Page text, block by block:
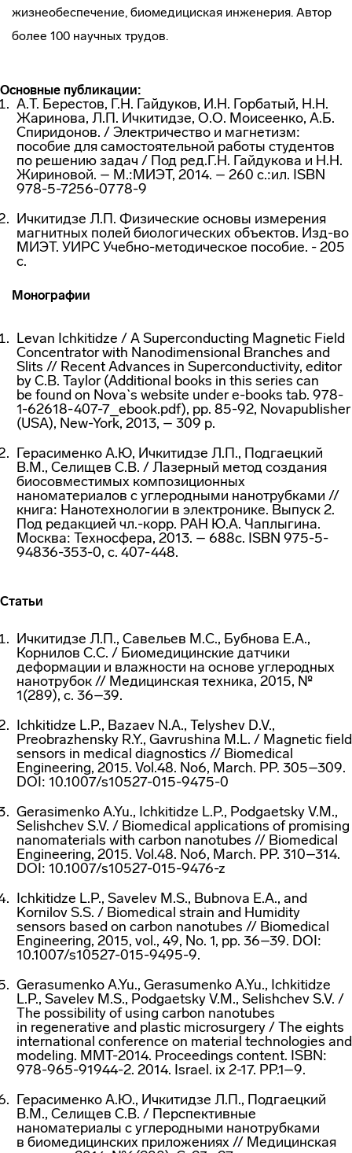
жизнеобеспечение, биомедициская инженерия. Автор
более 100 научных трудов.
Основные публикации:
А.Т. Берестов, Г.Н. Гайдуков, И.Н. Горбатый, Н.Н.
Жаринова, Л.П. Ичкитидзе, О.О. Моисеенко, А.Б.
Спиридонов. / Электричество и магнетизм:
пособие для самостоятельной работы студентов
по решению задач / Под ред.Г.Н. Гайдукова и Н.Н.
Жириновой. – М.:МИЭТ, 2014. – 260 с.:ил. ISBN
978-5-7256-0778-9
Ичкитидзе Л.П. Физические основы измерения
магнитных полей биологических объектов. Изд-во
МИЭТ. УИРСУчебно-методическое пособие. - 205
с.
Монографии
Levan Ichkitidze / A Superconducting Magnetic Field
Concentrator with Nanodimensional Branches and
Slits // Recent Advances in Superconductivity, editor
by C.B. Taylor (Additional books in this series can
be found on Nova`s website undere-books tab. 978-
1-62618-407-7_ebook.pdf), pp. 85-92, Novapublisher
(USA), New-York, 2013, – 309 p.
Герасименко А.Ю, Ичкитидзе Л.П., Подгаецкий
В.М., Селищев С.В. / Лазерный метод создания
биосовместимых композиционных
наноматериалов с углеродными нанотрубками //
книга: Нанотехнологии в электронике. Выпуск 2.
Под редакцией чл.-корр. РАН Ю.А. Чаплыгина.
Москва: Техносфера, 2013. – 688c. ISBN 975-5-
94836-353-0, с. 407-448.
Статьи
Ичкитидзе Л.П., Савельев М.С., Бубнова Е.А.,
Корнилов С.С. / Биомедицинские датчики
деформации и влажности на основе углеродных
нанотрубок // Медицинская техника, 2015, №
1(289), с. 36–39.
Ichkitidze L.P., Bazaev N.A., Telyshev D.V.,
Preobrazhensky R.Y., Gavrushina M.L. / Magnetic field
sensors in medical diagnostics // Biomedical
Engineering, 2015. Vol.48. No6, March. PP. 305–309.
DOI: 10.1007/s10527-015-9475-0
Gerasimenko A.Yu., Ichkitidze L.P., Podgaetsky V.M.,
Selishchev S.V. / Biomedical applications of promising
nanomaterials with carbon nanotubes // Biomedical
Engineering, 2015. Vol.48. No6, March. PP. 310–314.
DOI: 10.1007/s10527-015-9476-z
Ichkitidze L.P., Savelev M.S., Bubnova E.A., and
Kornilov S.S. / Biomedical strain and Humidity
sensors based on carbon nanotubes // Biomedical
Engineering, 2015, vol., 49, No. 1, pp. 36–39. DOI:
10.1007/s10527-015-9495-9.
Gerasumenko A.Yu., Gerasumenko A.Yu., Ichkitidze
L.P., Savelev M.S., Podgaetsky V.M., Selishchev S.V. /
The possibility of using carbon nanotubes
in regenerative and plastic microsurgery / The eights
international conference on material technologies and
modeling. MMT-2014. Proceedings content. ISBN:
978-965-91944-2. 2014. Israel. ix 2-17. PP.1–9.
Герасименко А.Ю., Ичкитидзе Л.П., Подгаецкий
В.М., Селищев С.В. / Перспективные
наноматериалы с углеродными нанотрубками
в биомедицинских приложениях // Медицинская